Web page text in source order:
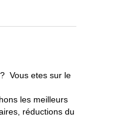
Vous etes sur le
les meilleurs
réductions du